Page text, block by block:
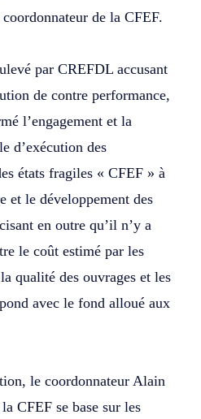
de la CFEF.
par CREFDL accusant
de contre performance,
l’engagement et la
d’exécution des
états fragiles « CFEF » à
et le développement des
en outre qu’il n’y a
le coût estimé par les
qualité des ouvrages et les
avec le fond alloué aux
le coordonnateur Alain
CFEF se base sur les